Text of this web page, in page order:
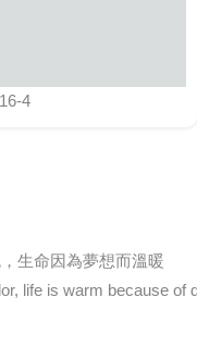
4
生命因為夢想而溫暖
life is warm because of